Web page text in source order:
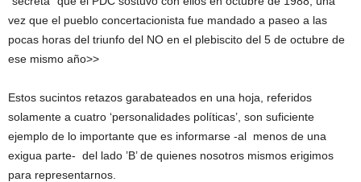
vez que el pueblo concertacionista fue mandado a paseo a las
pocas horas del triunfo del NO en el plebiscito del 5 de octubre de
ese mismo año>>
Estos sucintos retazos garabateados en una hoja, referidos
solamente a cuatro ‘personalidades políticas’, son suficiente
ejemplo de lo importante que es informarse -al menos de una
exigua parte- del lado ’B’ de quienes nosotros mismos erigimos
para representarnos.